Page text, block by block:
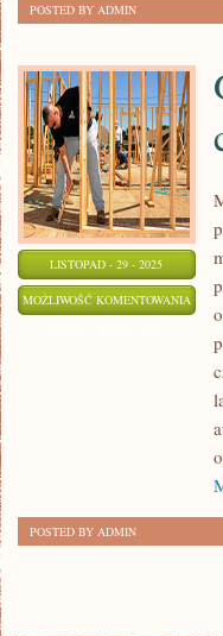
POSTED BY ADMIN
LISTOPAD - 29 - 2025
MOŻLIWOŚĆ KOMENTOWANIA
POSTED BY ADMIN